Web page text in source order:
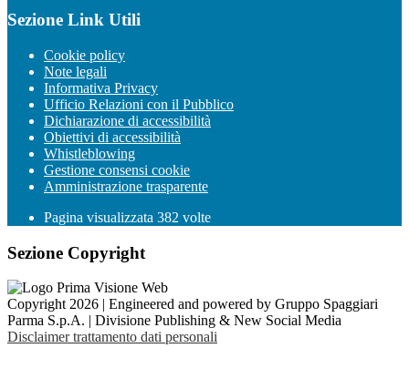
Sezione Link Utili
Cookie policy
Note legali
Informativa Privacy
Ufficio Relazioni con il Pubblico
Dichiarazione di accessibilità
Obiettivi di accessibilità
Whistleblowing
Gestione consensi cookie
Amministrazione trasparente
Pagina visualizzata 382 volte
Sezione Copyright
Copyright 2026 | Engineered and powered by Gruppo Spaggiari
Parma S.p.A. | Divisione Publishing & New Social Media
Disclaimer trattamento dati personali